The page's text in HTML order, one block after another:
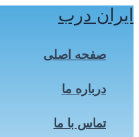
پرش
ایران درب
صفحه اصلی
درباره ما
تماس با ما